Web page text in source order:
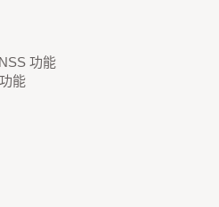
功能
能